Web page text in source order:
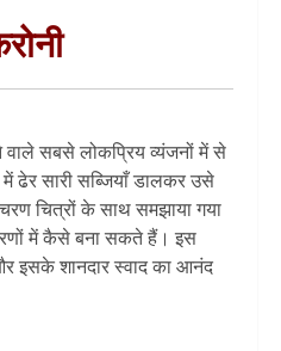
वाले सबसे लोकप्रिय व्यंजनों में से
ढेर सारी सब्जियाँ डालकर उसे
चित्रों के साथ समझाया गया
में कैसे बना सकते हैं। इस
इसके शानदार स्वाद का आनंद